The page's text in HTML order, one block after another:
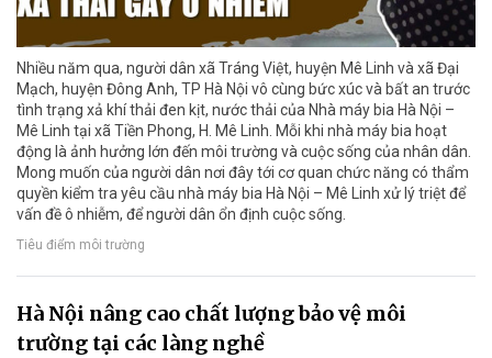
Nhiều năm qua, người dân xã Tráng Việt, huyện Mê Linh và xã Đại
Mạch, huyện Đông Anh, TP Hà Nội vô cùng bức xúc và bất an trước
tình trạng xả khí thải đen kịt, nước thải của Nhà máy bia Hà Nội –
Mê Linh tại xã Tiền Phong, H. Mê Linh. Mỗi khi nhà máy bia hoạt
động là ảnh hưởng lớn đến môi trường và cuộc sống của nhân dân.
Mong muốn của người dân nơi đây tới cơ quan chức năng có thẩm
quyền kiểm tra yêu cầu nhà máy bia Hà Nội – Mê Linh xử lý triệt để
vấn đề ô nhiễm, để người dân ổn định cuộc sống.
Tiêu điểm môi trường
Hà Nội nâng cao chất lượng bảo vệ môi
trường tại các làng nghề